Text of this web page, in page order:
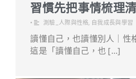
習慣先把事情梳理
• 測驗_人際與性格, 自我成長與學習
讀懂自己，也讀懂別人｜性
這是「讀懂自己，也 […]